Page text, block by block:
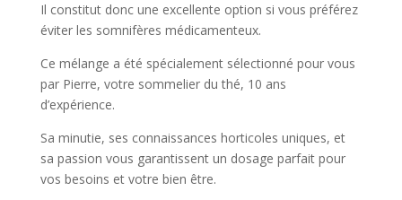
Il constitut donc une excellente option si vous préférez
éviter les somnifères médicamenteux.
Ce mélange a été spécialement sélectionné pour vous
par Pierre, votre sommelier du thé, 10 ans
d’expérience.
Sa minutie, ses connaissances horticoles uniques, et
sa passion vous garantissent un dosage parfait pour
vos besoins et votre bien être.